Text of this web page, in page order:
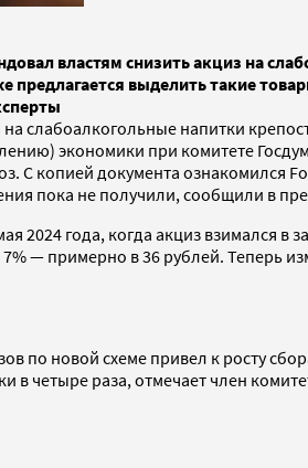
властям снизить акциз на
выделить такие
слабоалкогольные напитки
экономики при комитете
копией документа ознакомился
пока не получили, сообщили в
2024 года, когда акциз взимался
— примерно в 36 рублей. Теперь
по новой схеме привел к росту
в четыре раза, отмечает член